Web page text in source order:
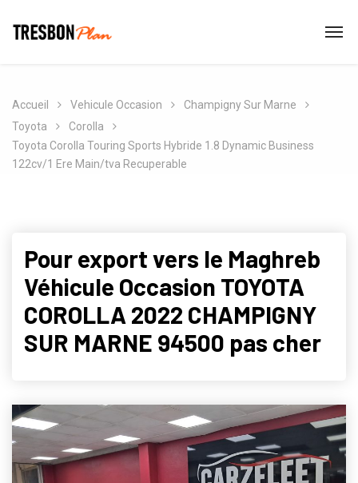
Accueil Vehicule Occasion
Champigny Sur Marne
Toyota
Corolla
Toyota Corolla Touring Sports Hybride 1.8 Dynamic Business
122cv/1 Ere Main/tva Recuperable
Pour export vers le Maghreb
Véhicule Occasion TOYOTA
COROLLA 2022 CHAMPIGNY
SUR MARNE 94500 pas cher